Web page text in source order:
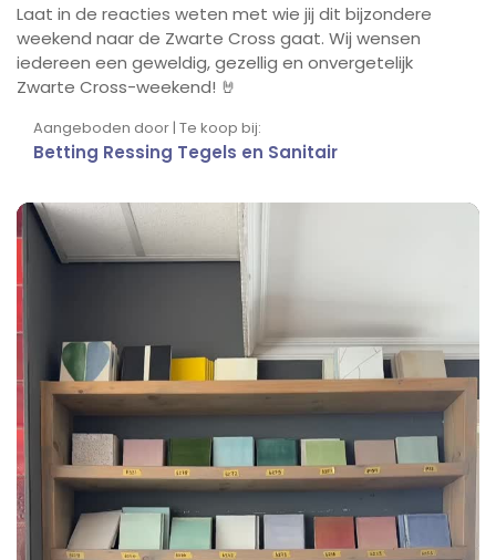
Laat in de reacties weten met wie jij dit bijzondere
weekend naar de Zwarte Cross gaat. Wij wensen
iedereen een geweldig, gezellig en onvergetelijk
Zwarte Cross-weekend! 🤘
Aangeboden door | Te koop bij:
Betting Ressing Tegels en Sanitair